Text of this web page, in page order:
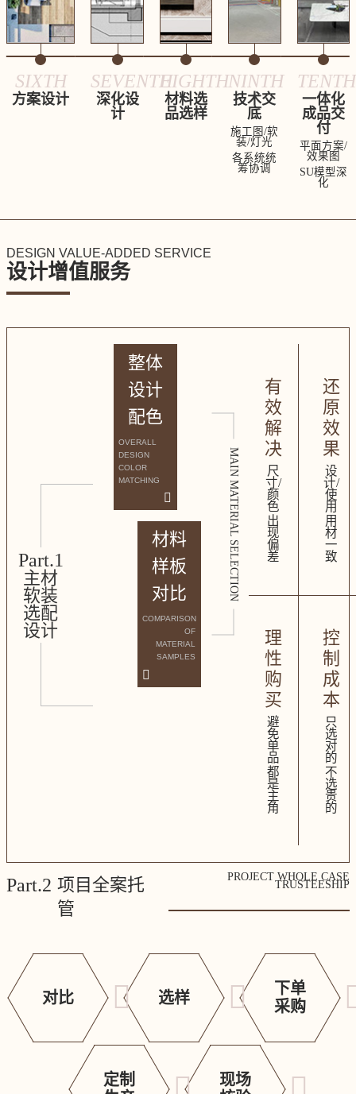
SIXTH
方案设计
SEVENTH
深化设
计
EIGHTH
材料选
品选样
NINTH
技术交
底
施工图/软
装/灯光
各系统统
筹协调
TENTH
一体化
成品交
付
平面方案/
效果图
SU模型深
化
DESIGN VALUE-ADDED SERVICE
设计增值服务
Part.1
主材
软装
选配
设计
整体
设计
配色
OVERALL
DESIGN
COLOR
MATCHING
材料
样板
对比
COMPARISON
OF
MATERIAL
SAMPLES
MAIN MATERIAL SELECTION
有
效
解
决
尺
寸/
颜
色
出
现
偏
差
还
原
效
果
设
计/
使
用
用
材
一
致
理
性
购
买
避
免
单
品
都
是
主
角
控
制
成
本
只
选
对
的
不
选
贵
的
Part.2 项目全案托
管
PROJECT WHOLE CASE
TRUSTEESHIP
对比 选样
下单
采购
定制
现场